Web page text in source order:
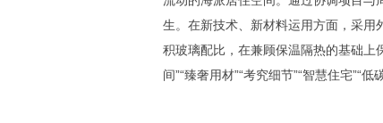
生。在新技术、新材料运用方面，采
积玻璃配比，在兼顾保温隔热的基础上
间”“臻奢用材”“考究细节”“智慧住宅”“